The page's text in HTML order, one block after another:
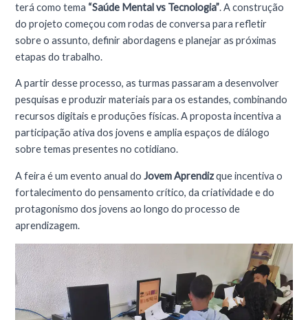
terá como tema “Saúde Mental vs Tecnologia”. A construção
do projeto começou com rodas de conversa para refletir
sobre o assunto, definir abordagens e planejar as próximas
etapas do trabalho.
A partir desse processo, as turmas passaram a desenvolver
pesquisas e produzir materiais para os estandes, combinando
recursos digitais e produções físicas. A proposta incentiva a
participação ativa dos jovens e amplia espaços de diálogo
sobre temas presentes no cotidiano.
A feira é um evento anual do Jovem Aprendizque incentiva o
fortalecimento do pensamento crítico, da criatividade e do
protagonismo dos jovens ao longo do processo de
aprendizagem.